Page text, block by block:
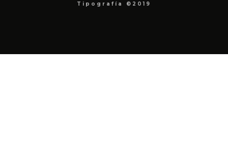
Tipografía ©2019